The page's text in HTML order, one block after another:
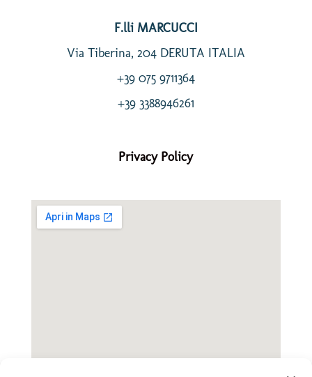
F.lli MARCUCCI
Via Tiberina, 204 DERUTA ITALIA
+39 075 9711364
+39 3388946261
Privacy Policy